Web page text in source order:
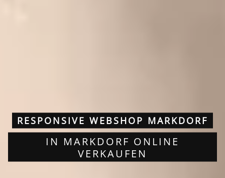
RESPONSIVE WEBSHOP MARKDORF
IN MARKDORF ONLINE
VERKAUFEN